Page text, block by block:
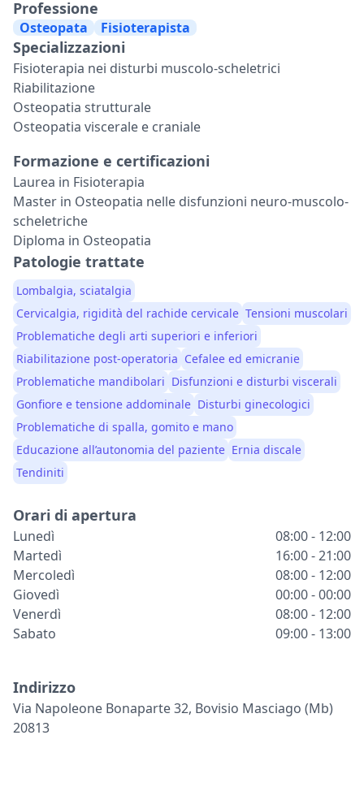
Professione
Osteopata Fisioterapista
Specializzazioni
Fisioterapia nei disturbi muscolo-scheletrici
Riabilitazione
Osteopatia strutturale
Osteopatia viscerale e craniale
Formazione e certificazioni
Laurea in Fisioterapia
Master in Osteopatia nelle disfunzioni neuro-muscolo-
scheletriche
Diploma in Osteopatia
Patologie trattate
Lombalgia, sciatalgia
Cervicalgia, rigidità del rachide cervicale Tensioni muscolari
Problematiche degli arti superiori e inferiori
Riabilitazione post-operatoria Cefalee ed emicranie
Problematiche mandibolari Disfunzioni e disturbi viscerali
Gonfiore e tensione addominale Disturbi ginecologici
Problematiche di spalla, gomito e mano
Educazione all’autonomia del paziente Ernia discale
Tendiniti
Orari di apertura
Lunedì
08:00 - 12:00
Martedì
16:00 - 21:00
Mercoledì
08:00 - 12:00
Giovedì
00:00 - 00:00
Venerdì
08:00 - 12:00
Sabato
09:00 - 13:00
Indirizzo
Via Napoleone Bonaparte 32, Bovisio Masciago (mb)
20813